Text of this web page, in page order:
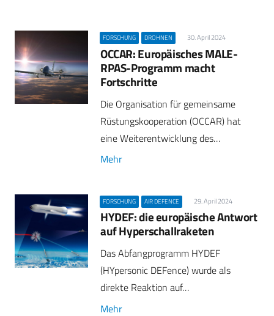
FORSCHUNG DROHNEN 30. April 2024
OCCAR: Europäisches MALE-
RPAS-Programm macht
Fortschritte
Die Organisation für gemeinsame
Rüstungskooperation (OCCAR) hat
eine Weiterentwicklung des…
Mehr
FORSCHUNG AIR DEFENCE 29. April 2024
HYDEF: die europäische Antwort
auf Hyperschallraketen
Das Abfangprogramm HYDEF
(HYpersonic DEFence) wurde als
direkte Reaktion auf…
Mehr